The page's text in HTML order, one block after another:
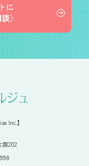
に
）
Inc.】
阪202